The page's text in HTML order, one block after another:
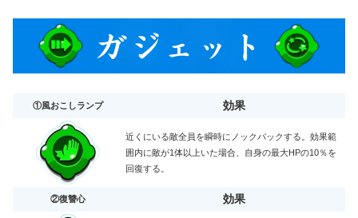
①風おこしランプ 効果
近くにいる敵全員を瞬時にノックバックする。効果範
囲内に敵が1体以上いた場合、自身の最大HPの10％を
回復する。
②復讐心 効果